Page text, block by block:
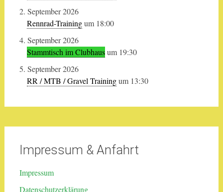
2. September 2026
Rennrad-Trainingum 18:00
4. September 2026
Stammtisch im Clubhausum 19:30
5. September 2026
RR / MTB / Gravel Trainingum 13:30
Impressum & Anfahrt
Impressum
Datenschutzerklärung